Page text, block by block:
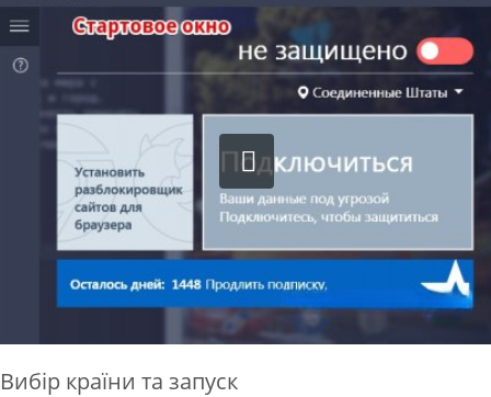
Вибір країни та запуск